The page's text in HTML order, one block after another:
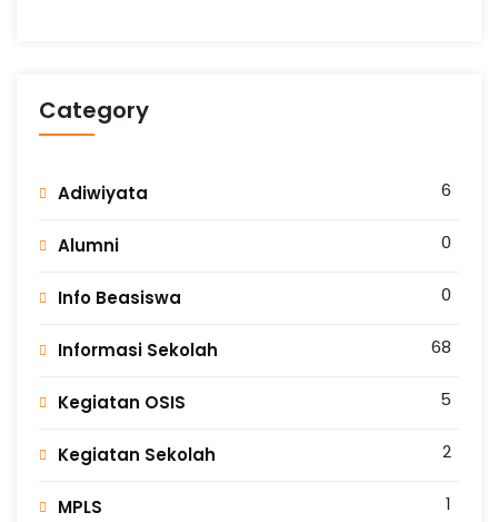
Category
Adiwiyata 6
Alumni 0
Info Beasiswa 0
Informasi Sekolah 68
Kegiatan OSIS 5
Kegiatan Sekolah 2
MPLS 1